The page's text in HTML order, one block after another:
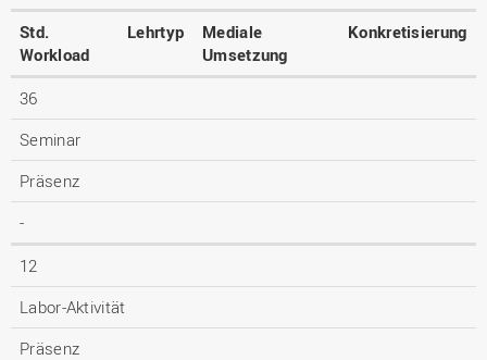
Std.
Workload
Lehrtyp
Mediale
Umsetzung
Konkretisierung
36
Seminar
Präsenz
-
12
Labor-Aktivität
Präsenz